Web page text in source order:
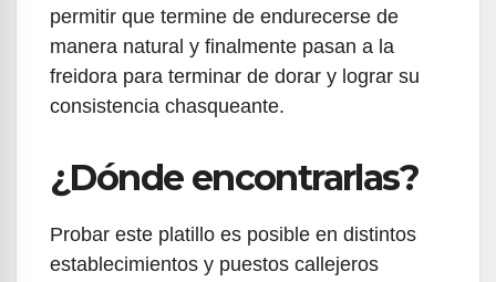
permitir que termine de endurecerse de
manera natural y finalmente pasan a la
freidora para terminar de dorar y lograr su
consistencia chasqueante.
¿Dónde encontrarlas?
Probar este platillo es posible en distintos
establecimientos y puestos callejeros